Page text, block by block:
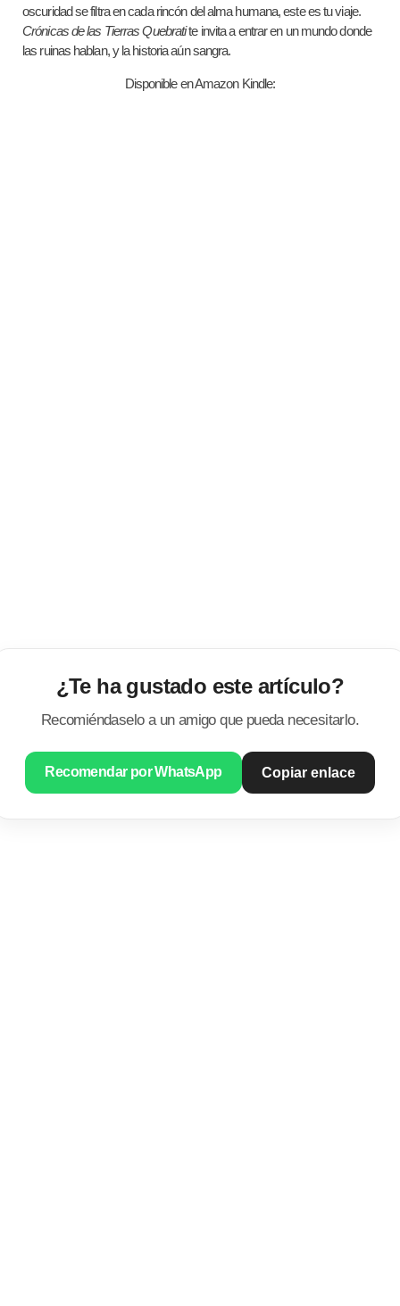
oscuridad se filtra en cada rincón del alma humana, este es tu viaje.
Crónicas de las Tierras Quebratite invita a entrar en un mundo donde
las ruinas hablan, y la historia aún sangra.
Disponible en Amazon Kindle:
¿Te ha gustado este artículo?
Recomiéndaselo a un amigo que pueda necesitarlo.
Recomendar por WhatsApp Copiar enlace